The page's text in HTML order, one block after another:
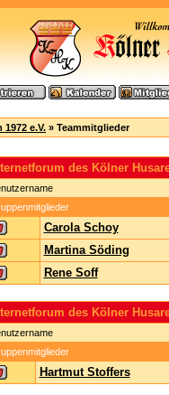
e.V. » Teammitglieder
des Kölner
Carola Schoy
Martina Söding
Rene Soff
des Kölner
Hartmut Stoffers